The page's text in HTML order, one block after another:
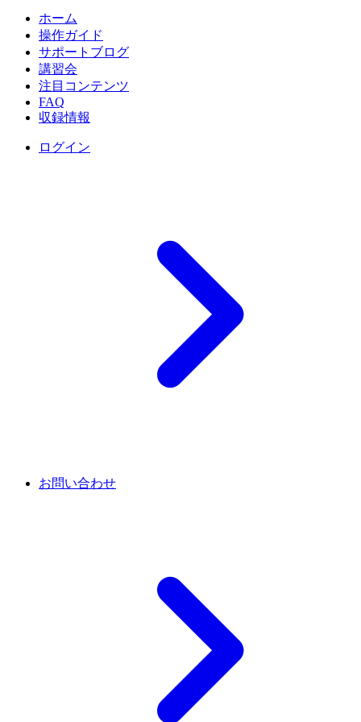
ホーム
操作ガイド
サポートブログ
講習会
注目コンテンツ
FAQ
収録情報
ログイン
お問い合わせ